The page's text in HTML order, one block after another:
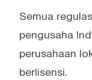
Semua
pengusaha
perusahaan
berlisensi.